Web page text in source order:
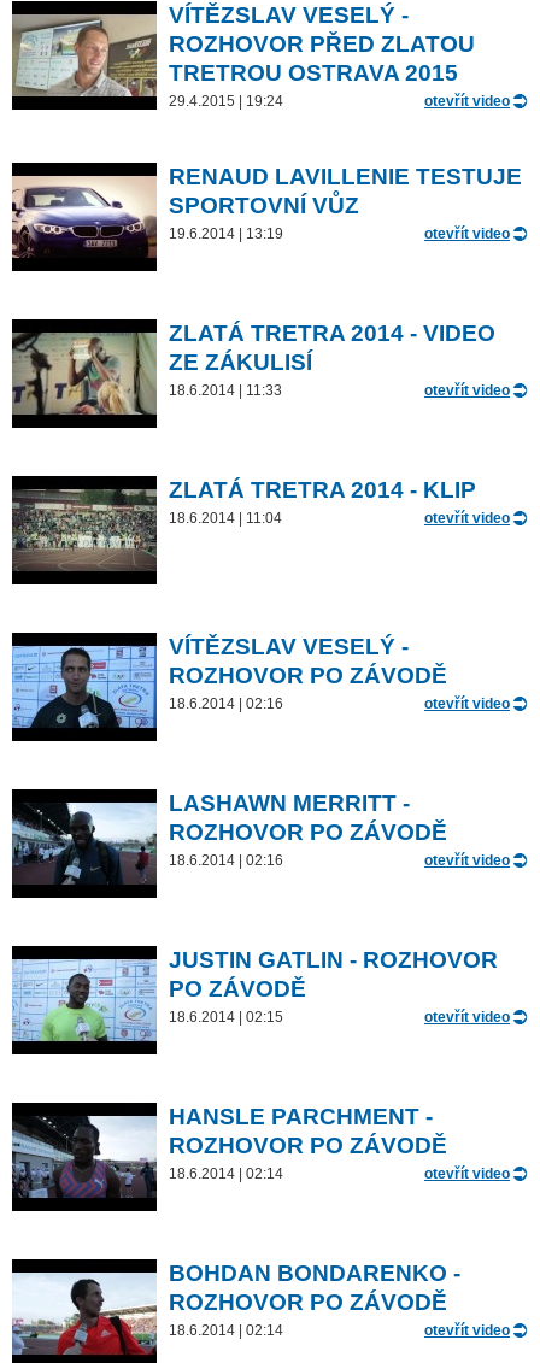
VÍTĚZSLAV VESELÝ -
ROZHOVOR PŘED ZLATOU
TRETROU OSTRAVA 2015
29.4.2015 | 19:24 otevřít video
RENAUD LAVILLENIE TESTUJE
SPORTOVNÍ VŮZ
19.6.2014 | 13:19 otevřít video
ZLATÁ TRETRA 2014 - VIDEO
ZE ZÁKULISÍ
18.6.2014 | 11:33 otevřít video
ZLATÁ TRETRA 2014 - KLIP
18.6.2014 | 11:04 otevřít video
VÍTĚZSLAV VESELÝ -
ROZHOVOR PO ZÁVODĚ
18.6.2014 | 02:16 otevřít video
LASHAWN MERRITT -
ROZHOVOR PO ZÁVODĚ
18.6.2014 | 02:16 otevřít video
JUSTIN GATLIN - ROZHOVOR
PO ZÁVODĚ
18.6.2014 | 02:15 otevřít video
HANSLE PARCHMENT -
ROZHOVOR PO ZÁVODĚ
18.6.2014 | 02:14 otevřít video
BOHDAN BONDARENKO -
ROZHOVOR PO ZÁVODĚ
18.6.2014 | 02:14 otevřít video